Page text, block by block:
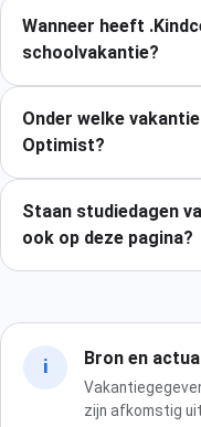
Wanneer heeft
schoolvakantie?
Onder welke
Optimist?
Staan studiedagen
ook op deze pagina?
i Bron en
zijn afkomstig